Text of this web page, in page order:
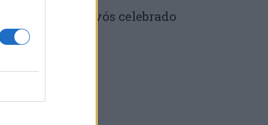
Penela: Dia dos Avós celebrado
comunidade
DE JULHO, 2026